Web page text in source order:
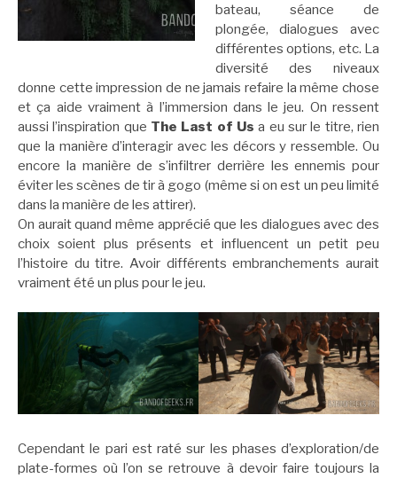
bateau, séance de
plongée, dialogues avec
différentes options, etc. La
diversité des niveaux
donne cette impression de ne jamais refaire la même chose
et ça aide vraiment à l’immersion dans le jeu. On ressent
aussi l’inspiration que The Last of Us a eu sur le titre, rien
que la manière d’interagir avec les décors y ressemble. Ou
encore la manière de s’infiltrer derrière les ennemis pour
éviter les scènes de tir à gogo (même si on est un peu limité
dans la manière de les attirer).
On aurait quand même apprécié que les dialogues avec des
choix soient plus présents et influencent un petit peu
l’histoire du titre. Avoir différents embranchements aurait
vraiment été un plus pour le jeu.
Cependant le pari est raté sur les phases d’exploration/de
plate-formes où l’on se retrouve à devoir faire toujours la